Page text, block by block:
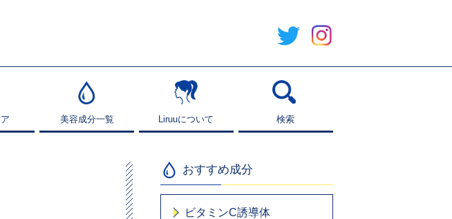
美容成分一覧
美容成分一覧 Liruuについて
Liruuについて 検索
検索
おすすめ成分
ビタミンC誘導体